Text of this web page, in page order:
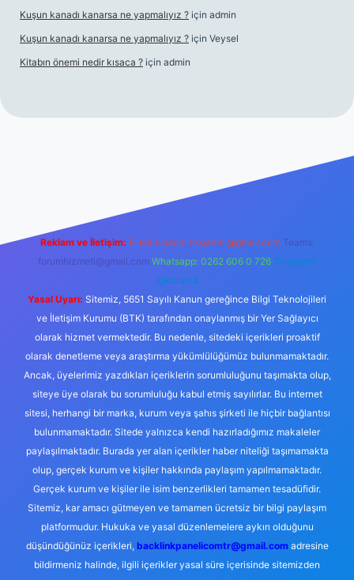
Kuşun kanadı kanarsa ne yapmalıyız ? için admin
Kuşun kanadı kanarsa ne yapmalıyız ? için Veysel
Kitabın önemi nedir kısaca ? için admin
Reklam ve İletişim: E-mail: backlinkpaneli@gmail.com Teams:
forumhizmeti@gmail.com Whatsapp: 0262 606 0 726 Telegram:
@karabul
Yasal Uyarı: Sitemiz, 5651 Sayılı Kanun gereğince Bilgi Teknolojileri
ve İletişim Kurumu (BTK) tarafından onaylanmış bir Yer Sağlayıcı
olarak hizmet vermektedir. Bu nedenle, sitedeki içerikleri proaktif
olarak denetleme veya araştırma yükümlülüğümüz bulunmamaktadır.
Ancak, üyelerimiz yazdıkları içeriklerin sorumluluğunu taşımakta olup,
siteye üye olarak bu sorumluluğu kabul etmiş sayılırlar. Bu internet
sitesi, herhangi bir marka, kurum veya şahıs şirketi ile hiçbir bağlantısı
bulunmamaktadır. Sitede yalnızca kendi hazırladığımız makaleler
paylaşılmaktadır. Burada yer alan içerikler haber niteliği taşımamakta
olup, gerçek kurum ve kişiler hakkında paylaşım yapılmamaktadır.
Gerçek kurum ve kişiler ile isim benzerlikleri tamamen tesadüfidir.
Sitemiz, kar amacı gütmeyen ve tamamen ücretsiz bir bilgi paylaşım
platformudur. Hukuka ve yasal düzenlemelere aykırı olduğunu
düşündüğünüz içerikleri, backlinkpanelicomtr@gmail.comadresine
bildirmeniz halinde, ilgili içerikler yasal süre içerisinde sitemizden